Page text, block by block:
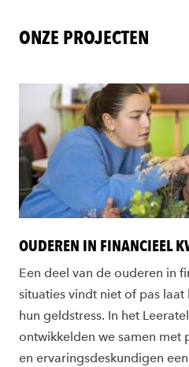
ONZE PROJECTEN
OUDEREN IN FINANCIEEL
Een deel van de ouderen in
situaties vindt niet of pas
hun geldstress. In het
ontwikkelden we samen met
en ervaringsdeskundigen